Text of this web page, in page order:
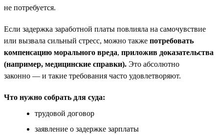
не потребуется.
Если задержка заработной платы повлияла на самочувствие
или вызвала сильный стресс, можно также потребовать
компенсацию морального вреда, приложив доказательства
(например, медицинские справки). Это абсолютно
законно — и такие требования часто удовлетворяют.
Что нужно собрать для суда:
трудовой договор
заявление о задержке зарплаты